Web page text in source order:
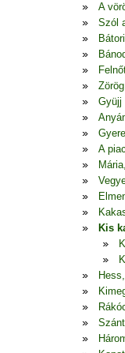
A
Szól
Gyüjj
A
Kis